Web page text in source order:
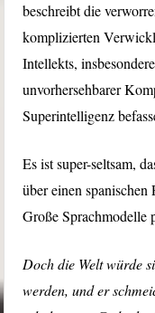
beschreibt die
komplizierten
Intellekts,
unvorhersehbarer
Superintelligenz
Es ist super-seltsam,
über einen
Große Sprachmodelle
Doch die Welt würde
werden, und er